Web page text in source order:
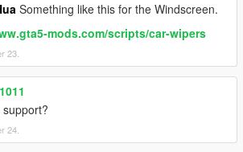
Something like this for the Windscreen.
mods.com/scripts/car-wipers
23.
24.